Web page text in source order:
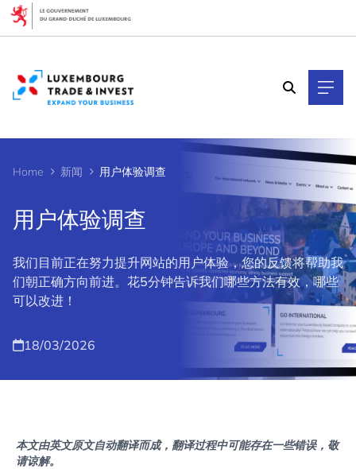
Home 新闻 用户体验调查
用户体验调查
我们目前正在努力提升网站的用户体验，您的反馈将帮助我
们朝正确方向前进。花5分钟告诉我们哪些方法有效，哪些
可以改进！
18/03/2026
本文由英文原文自动翻译而成，翻译过程中可能存在一些错误，敬
请谅解。
Cookies management panel